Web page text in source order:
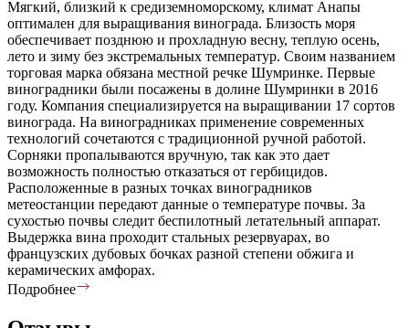
Мягкий, близкий к средиземноморскому, климат Анапы
оптимален для выращивания винограда. Близость моря
обеспечивает позднюю и прохладную весну, теплую осень,
лето и зиму без экстремальных температур. Своим названием
торговая марка обязана местной речке Шумринке. Первые
виноградники были посажены в долине Шумринки в 2016
году. Компания специализируется на выращивании 17 сортов
винограда. На виноградниках применение современных
технологий сочетаются с традиционной ручной работой.
Сорняки пропалываются вручную, так как это дает
возможность полностью отказаться от гербицидов.
Расположенные в разных точках виноградников
метеостанции передают данные о температуре почвы. За
сухостью почвы следит беспилотный летательный аппарат.
Выдержка вина проходит стальных резервуарах, во
французских дубовых бочках разной степени обжига и
керамических амфорах.
Подробнее